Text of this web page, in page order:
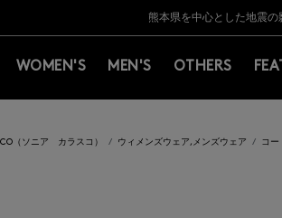
のお客様も対象！＜MY BARNEYS＞会員のお客様は
【夏季休業に伴う返品・交換
熊本県を中心とした地震
【開催中】
のお客様も対象！＜MY BARNEYS＞会員のお客様は
【夏季休業に伴う返品・交換
WOMEN'S MEN'S OTHERS
（ソニア カラスコ） ウィメンズウェア,メンズウェア コー